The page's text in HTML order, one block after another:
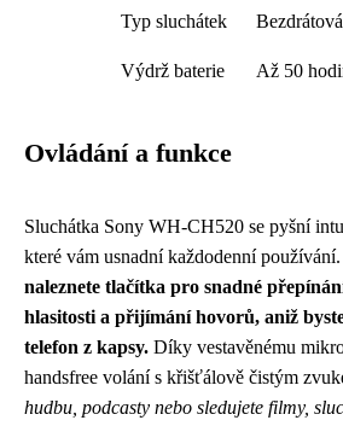
Typ sluchátek
Výdrž baterie Až 50
Ovládání a funkce
Sluchátka Sony WH-CH520 se pyšní
které vám usnadní každodenní používání.
naleznete tlačítka pro snadné
hlasitosti a přijímání hovorů, aniž
telefon z kapsy. Díky vestavěnému
handsfree volání s křišťálově čistým
hudbu, podcasty nebo sledujete filmy,